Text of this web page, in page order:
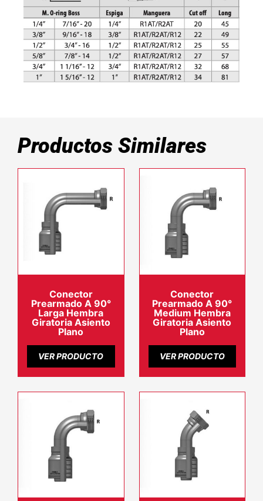
Productos Similares
Conector
Prearmado A 90°
Larga Hembra
Giratoria Asiento
Plano
VER PRODUCTO
Conector
Prearmado A 90°
Medium Hembra
Giratoria Asiento
Plano
VER PRODUCTO